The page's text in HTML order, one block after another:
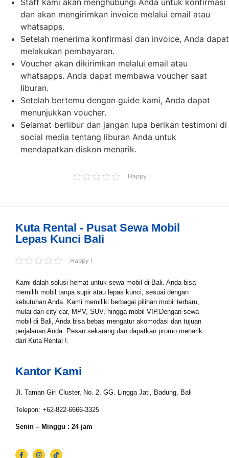
Staff kami akan menghubungi Anda untuk konfirmasi
dan akan mengirimkan invoice melalui email atau
whatsapps.
Setelah menerima konfirmasi dan invoice, Anda dapat
melakukan pembayaran.
Voucher akan dikirimkan melalui email atau
whatsapps. Anda dapat membawa voucher saat
liburan.
Setelah bertemu dengan guide kami, Anda dapat
menunjukkan voucher.
Selamat berlibur dan jangan lupa berikan testimoni di
social media tentang liburan Anda untuk
mendapatkan diskon menarik.
Happy !
Kuta Rental - Pusat Sewa Mobil
Lepas Kunci Bali
Happy !
Kami dalah solusi hemat untuk sewa mobil di Bali. Anda bisa
memilih mobil tanpa supir atau lepas kunci, sesuai dengan
kebutuhan Anda. Kami memiliki berbagai pilihan mobil terbaru,
mulai dari city car, MPV, SUV, hingga mobil VIP.Dengan sewa
mobil di Bali, Anda bisa bebas mengatur akomodasi dan tujuan
perjalanan Anda. Pesan sekarang dan dapatkan promo menarik
dari Kuta Rental !.
Kantor Kami
Jl. Taman Giri Cluster, No. 2, GG. Lingga Jati, Badung, Bali
Telepon: +62-822-6666-3325
Senin – Minggu : 24 jam